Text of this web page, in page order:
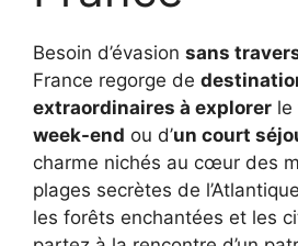
Besoin d’évasion sans
France regorge de
extraordinaires à explorer le
week-end ou d’un court
charme nichés au cœur des
plages secrètes de
les forêts enchantées et les